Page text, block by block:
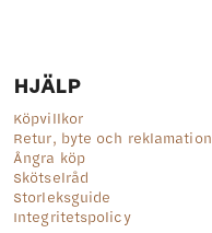
HJÄLP
Köpvillkor
Retur, byte och reklamation
Ångra köp
Skötselråd
Storleksguide
Integritetspolicy